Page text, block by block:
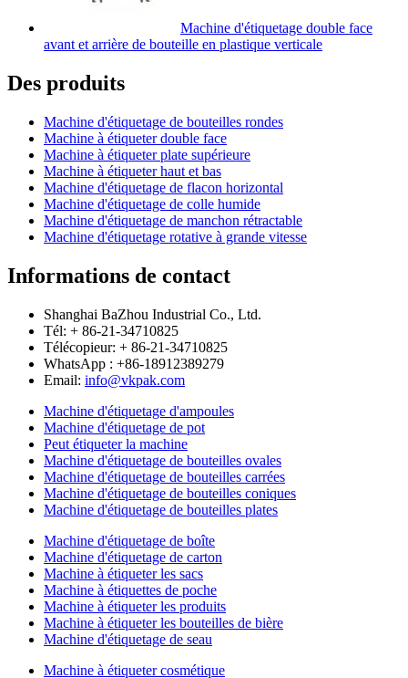
Machine d'étiquetage double face
avant et arrière de bouteille en plastique verticale
Des produits
Machine d'étiquetage de bouteilles rondes
Machine à étiqueter double face
Machine à étiqueter plate supérieure
Machine à étiqueter haut et bas
Machine d'étiquetage de flacon horizontal
Machine d'étiquetage de colle humide
Machine d'étiquetage de manchon rétractable
Machine d'étiquetage rotative à grande vitesse
Informations de contact
Shanghai BaZhou Industrial Co., Ltd.
Tél: + 86-21-34710825
Télécopieur: + 86-21-34710825
WhatsApp : +86-18912389279
Email: info@vkpak.com
Machine d'étiquetage d'ampoules
Machine d'étiquetage de pot
Peut étiqueter la machine
Machine d'étiquetage de bouteilles ovales
Machine d'étiquetage de bouteilles carrées
Machine d'étiquetage de bouteilles coniques
Machine d'étiquetage de bouteilles plates
Machine d'étiquetage de boîte
Machine d'étiquetage de carton
Machine à étiqueter les sacs
Machine à étiquettes de poche
Machine à étiqueter les produits
Machine à étiqueter les bouteilles de bière
Machine d'étiquetage de seau
Machine à étiqueter cosmétique